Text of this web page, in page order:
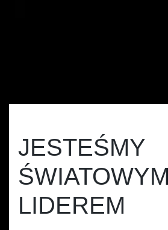
JESTEŚMY
ŚWIATOWYM
LIDEREM